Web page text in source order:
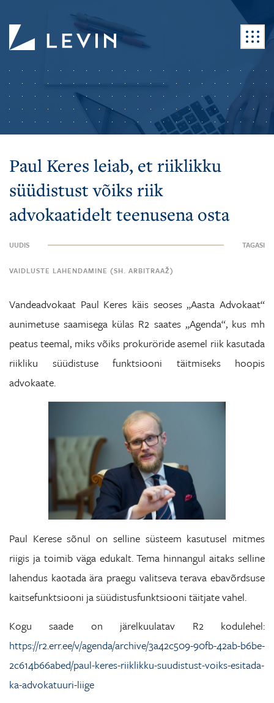
Paul Keres leiab, et riiklikku
süüdistust võiks riik
advokaatidelt teenusena osta
UUDIS TAGASI
VAIDLUSTE LAHENDAMINE (SH. ARBITRAAŽ)
Vandeadvokaat Paul Keres käis seoses „Aasta Advokaat“
aunimetuse saamisega külas R2 saates „Agenda“, kus mh
peatus teemal, miks võiks prokuröride asemel riik kasutada
riikliku süüdistuse funktsiooni täitmiseks hoopis
advokaate.
Paul Kerese sõnul on selline süsteem kasutusel mitmes
riigis ja toimib väga edukalt. Tema hinnangul aitaks selline
lahendus kaotada ära praegu valitseva terava ebavõrdsuse
kaitsefunktsiooni ja süüdistusfunktsiooni täitjate vahel.
Kogu saade on järelkuulatav R2 kodulehel:
https://r2.err.ee/v/agenda/archive/3a42c509-90fb-42ab-b6be-
2c614b66abed/paul-keres-riiklikku-suudistust-voiks-esitada-
ka-advokatuuri-liige